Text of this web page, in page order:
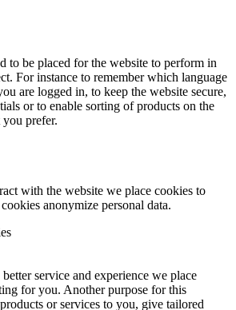
to be placed for the website to perform in
For instance to remember which language
are logged in, to keep the website secure,
or to enable sorting of products on the
prefer.
with the website we place cookies to
anonymize personal data.
service and experience we place
for you. Another purpose for this
or services to you, give tailored